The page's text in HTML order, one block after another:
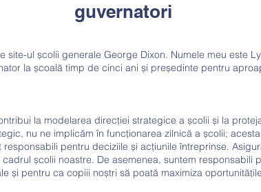
guvernatori
site-ul școlii generale George Dixon. Numele meu este
la școală timp de cinci ani și președinte pentru
la modelarea direcției strategice a școlii și la
nu ne implicăm în funcționarea zilnică a școlii;
pentru deciziile și acțiunile întreprinse.
școlii noastre. De asemenea, suntem responsabili
și pentru ca copiii noștri să poată maximiza